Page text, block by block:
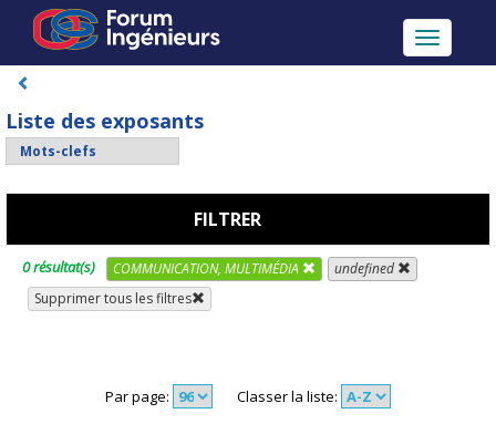
Toggle
navigation
Liste des exposants
FILTRER
0 résultat(s) COMMUNICATION, MULTIMÉDIA
undefined
Supprimer tous les filtres
Par page: Classer la liste: